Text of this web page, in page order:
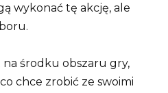
wykonać tę akcję, ale
na środku obszaru gry,
chce zrobić ze swoimi